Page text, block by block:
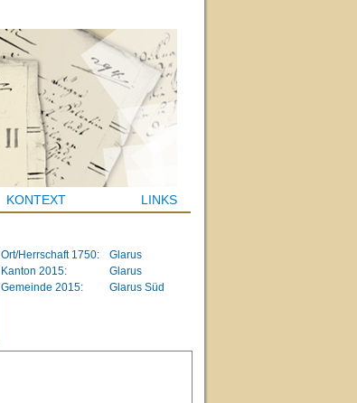
KONTEXT LINKS
Ort/Herrschaft 1750:
Glarus
Kanton 2015:
Glarus
Gemeinde 2015:
Glarus Süd